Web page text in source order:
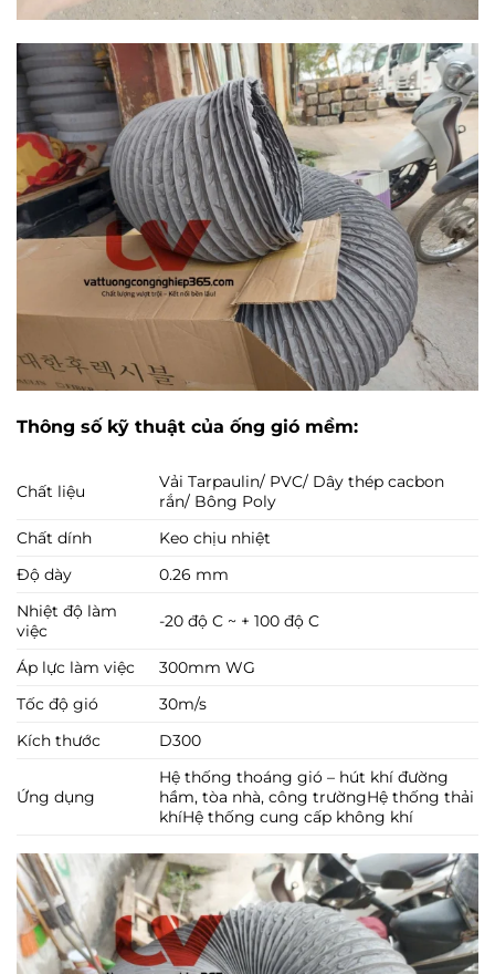
Thông số kỹ thuật của ống gió mềm:
Chất liệu
Vải Tarpaulin/ PVC/ Dây thép cacbon
rắn/ Bông Poly
Chất dính
Keo chịu nhiệt
Độ dày
0.26 mm
Nhiệt độ làm
việc
-20 độ C ~ + 100 độ C
Áp lực làm việc
300mm WG
Tốc độ gió
30m/s
Kích thước
D300
Ứng dụng
Hệ thống thoáng gió – hút khí đường
hầm, tòa nhà, công trườngHệ thống thải
khíHệ thống cung cấp không khí